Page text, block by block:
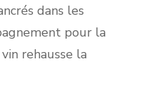
dans les
pour la
rehausse la